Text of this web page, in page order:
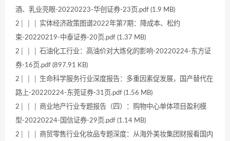
酒、乳业亮眼-20220223-华创证券-23页.pdf (1.9 MB)
2│ │ │ 实体经济政策图谱2022年第7期：降成本、松约
束-20220219-中泰证券-20页.pdf (1.37 MB)
2│ │ │ 石油化工行业：高油价对大炼化的影响-20220224-东方证
券-16页.pdf (897.91 KB)
2│ │ │ 生命科学服务行业深度报告：多重因素促发展，国产替代在
路上-20220224-东莞证券-31页.pdf (1.56 MB)
2│ │ │ 商业地产行业专题报告（四）：购物中心单体项目盈利模
型-20220224-国信证券-29页.pdf (1.14 MB)
2│ │ │ 商贸零售行业化妆品专题深度：从海外美妆集团财报看国内